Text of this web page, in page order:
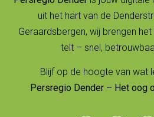
uit het hart van de
Geraardsbergen, wij brengen
telt – snel,
Blijf op de hoogte van wat
Persregio Dender – Het oog